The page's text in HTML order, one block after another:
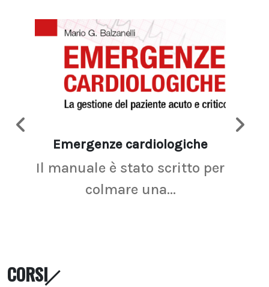
Emergenze cardiologiche
Il manuale è stato scritto per
colmare una...
CORSI